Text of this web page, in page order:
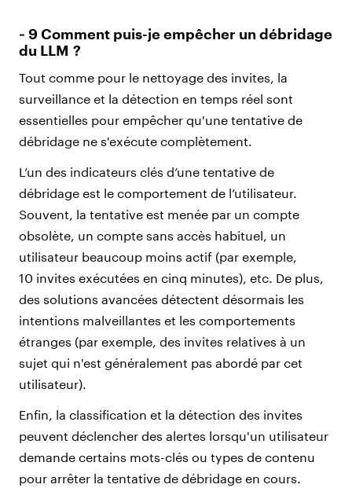
‑ 9 Comment puis-je empêcher un débridage
du LLM ?
Tout comme pour le nettoyage des invites, la
surveillance et la détection en temps réel sont
essentielles pour empêcher qu'une tentative de
débridage ne s'exécute complètement.
L’un des indicateurs clés d’une tentative de
débridage est le comportement de l’utilisateur.
Souvent, la tentative est menée par un compte
obsolète, un compte sans accès habituel, un
utilisateur beaucoup moins actif (par exemple,
10 invites exécutées en cinq minutes), etc. De plus,
des solutions avancées détectent désormais les
intentions malveillantes et les comportements
étranges (par exemple, des invites relatives à un
sujet qui n'est généralement pas abordé par cet
utilisateur).
Enfin, la classification et la détection des invites
peuvent déclencher des alertes lorsqu'un utilisateur
demande certains mots-clés ou types de contenu
pour arrêter la tentative de débridage en cours.